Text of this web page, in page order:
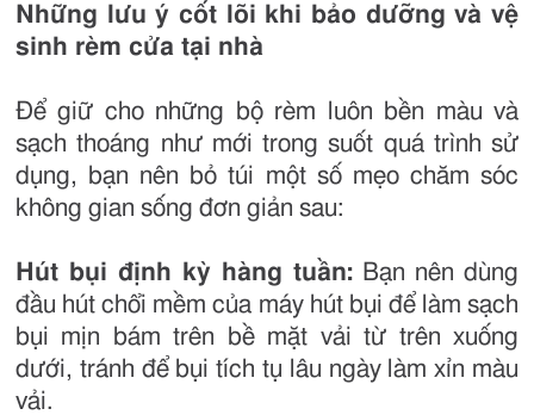
Những lưu ý cốt lõi khi bảo dưỡng và vệ
sinh rèm cửa tại nhà
Để giữ cho những bộ rèm luôn bền màu và
sạch thoáng như mới trong suốt quá trình sử
dụng, bạn nên bỏ túi một số mẹo chăm sóc
không gian sống đơn giản sau:
Hút bụi định kỳ hàng tuần: Bạn nên dùng
đầu hút chổi mềm của máy hút bụi để làm sạch
bụi mịn bám trên bề mặt vải từ trên xuống
dưới, tránh để bụi tích tụ lâu ngày làm xỉn màu
vải.